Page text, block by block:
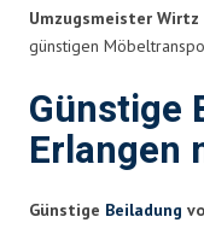
Umzugsmeister Wirtz
günstigen
Günstige
Erlangen
Günstige Beiladung